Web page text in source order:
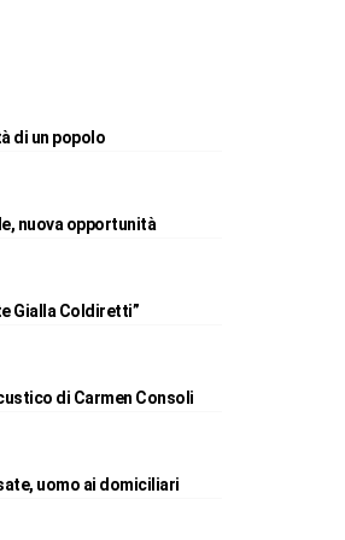
di un popolo
nuova opportunità
Gialla Coldiretti”
di Carmen Consoli
uomo ai domiciliari